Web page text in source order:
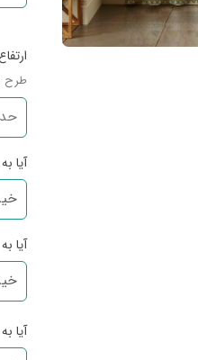
طرح
آیا
آیا
آیا